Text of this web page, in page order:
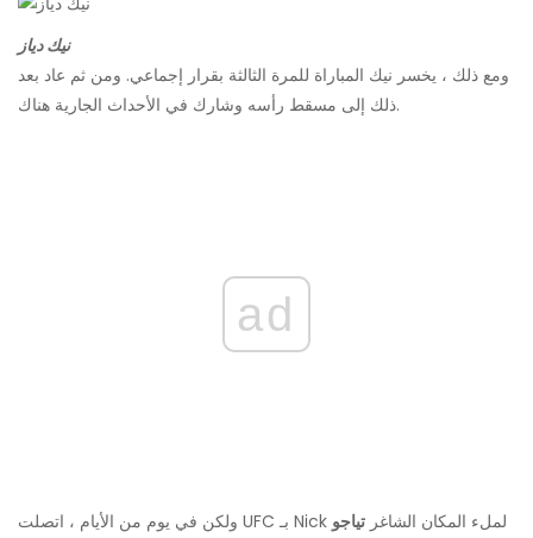
نيك دياز
ومع ذلك ، يخسر نيك المباراة للمرة الثالثة بقرار إجماعي. ومن ثم عاد بعد
ذلك إلى مسقط رأسه وشارك في الأحداث الجارية هناك.
ad
ولكن في يوم من الأيام ، اتصلت UFC بـ Nick لملء المكان الشاغر تياجو